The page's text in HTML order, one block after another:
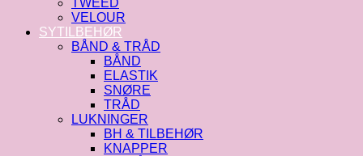
TWEED
VELOUR
SYTILBEHØR
BÅND & TRÅD
BÅND
ELASTIK
SNØRE
TRÅD
LUKNINGER
BH & TILBEHØR
KNAPPER